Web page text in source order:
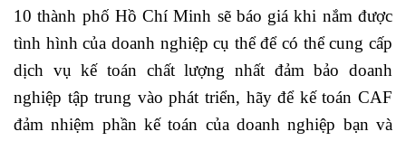
10 thành phố Hồ Chí Minh sẽ báo giá khi nắm được
tình hình của doanh nghiệp cụ thể để có thể cung cấp
dịch vụ kế toán chất lượng nhất đảm bảo doanh
nghiệp tập trung vào phát triển, hãy để kế toán CAF
đảm nhiệm phần kế toán của doanh nghiệp bạn và